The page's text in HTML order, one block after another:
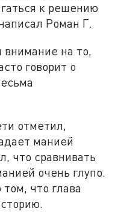
к решению
Роман Г.
внимание на то,
говорит о
отметил,
манией
что сравнивать
очень глупо.
что глава